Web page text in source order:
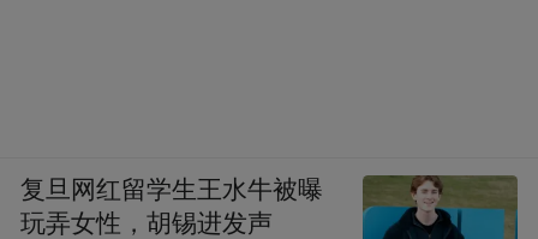
复旦网红留学生王水牛被曝
玩弄女性，胡锡进发声